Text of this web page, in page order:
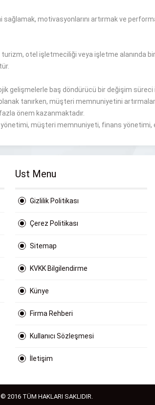
sağlamak, motivasyonlarını artırmak ve
otel işletmeciliği veya işletme alanında bir
.
gelişmelerle baş döndürücü bir değişim süreci
tanırken, müşteri memnuniyetini
önem kazanmaktadır.
müşteri memnuniyeti, finans yönetimi,
Ust Menu
Gizlilik Politikası
Çerez Politikası
Sitemap
KVKK Bilgilendirme
Künye
Firma Rehberi
Kullanıcı Sözleşmesi
İletişim
© 2016 TÜM HAKLARI SAKLIDIR.